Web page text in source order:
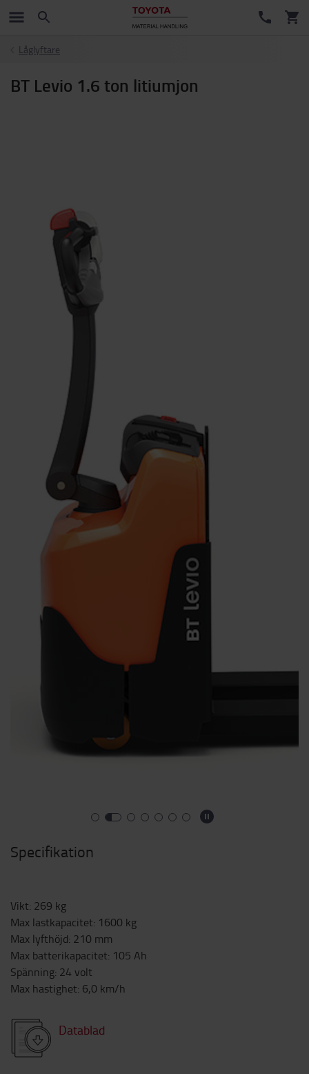
Låglyftare
BT Levio 1.6 ton litiumjon
Specifikation
Vikt: 269 kg
Max lastkapacitet: 1600 kg
Max lyfthöjd: 210 mm
Max batterikapacitet: 105 Ah
Spänning: 24 volt
Max hastighet: 6,0 km/h
Datablad